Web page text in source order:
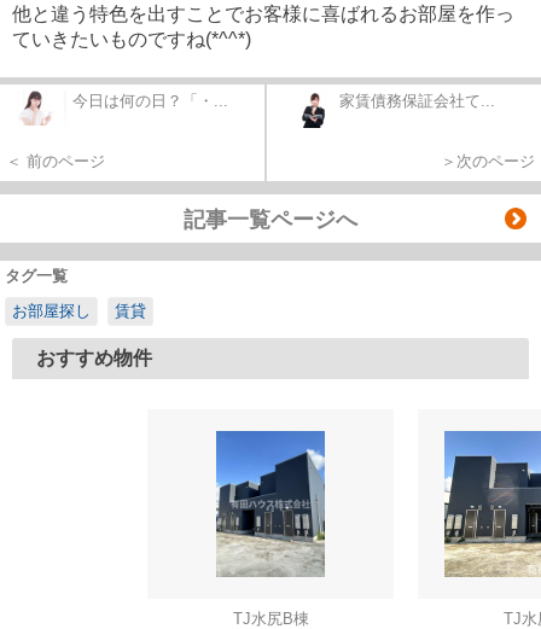
他と違う特色を出すことでお客様に喜ばれるお部屋を作っ
ていきたいものですね(*^^*)
今日は何の日？「・...
＜ 前のページ
家賃債務保証会社て...
＞次のページ
記事一覧ページへ
タグ一覧
お部屋探し
賃貸
おすすめ物件
TJ水尻B棟
TJ水